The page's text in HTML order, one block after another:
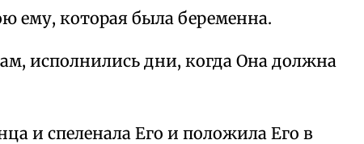
ему, которая была беременна.
исполнились дни, когда Она должна
и спеленала Его и положила Его в